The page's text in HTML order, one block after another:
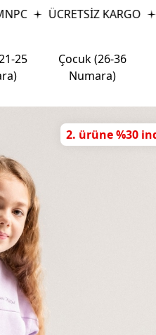
ÜCRETSİZ KARGO
25
Çocuk (26-36
Numara)
2. ürüne %30